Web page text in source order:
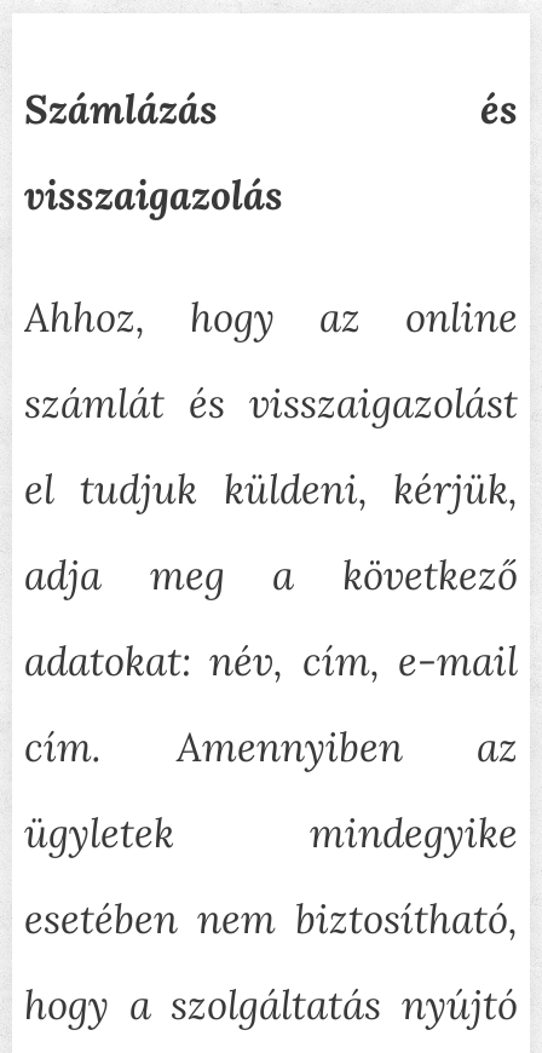
Számlázás és
visszaigazolás
Ahhoz, hogy az online
számlát és visszaigazolást
el tudjuk küldeni, kérjük,
adja meg a következő
adatokat: név, cím, e-mail
cím. Amennyiben az
ügyletek mindegyike
esetében nem biztosítható,
hogy a szolgáltatás nyújtó